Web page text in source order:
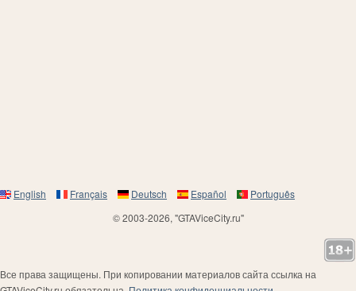
English Français Deutsch Español
Português
© 2003-2026, "GTAViceCity.ru"
Все права защищены. При копировании материалов сайта ссылка на